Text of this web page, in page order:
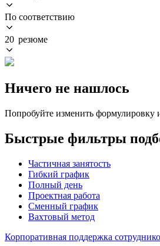
По соответствию
20 резюме
Ничего не нашлось
Попробуйте изменить формулировку
Быстрые фильтры
Частичная занятость
Гибкий график
Полный день
Проектная работа
Сменный график
Вахтовый метод
Корпоративная поддержка